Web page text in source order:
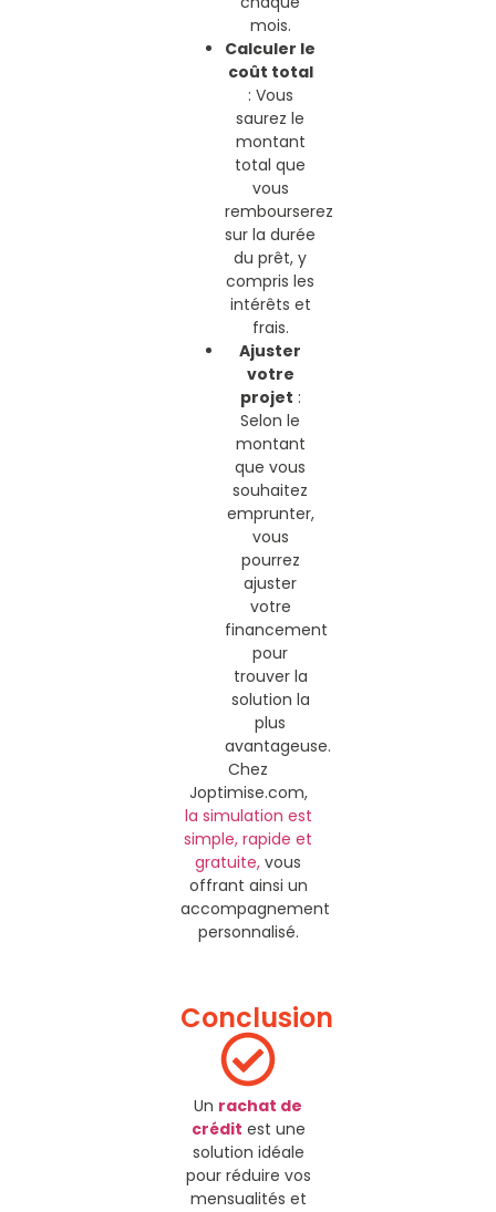
mois.
Calculer le
coût total
: Vous
saurez le
montant
total que
vous
rembourserez
sur la durée
du prêt, y
compris les
intérêts et
frais.
Ajuster
votre
projet :
Selon le
montant
que vous
souhaitez
emprunter,
vous
pourrez
ajuster
votre
financement
pour
trouver la
solution la
plus
avantageuse.
Chez
Joptimise.com,
la simulation est
simple, rapide et
gratuite, vous
offrant ainsi un
accompagnement
personnalisé.
Conclusion
Un rachat de
crédit est une
solution idéale
pour réduire vos
mensualités et